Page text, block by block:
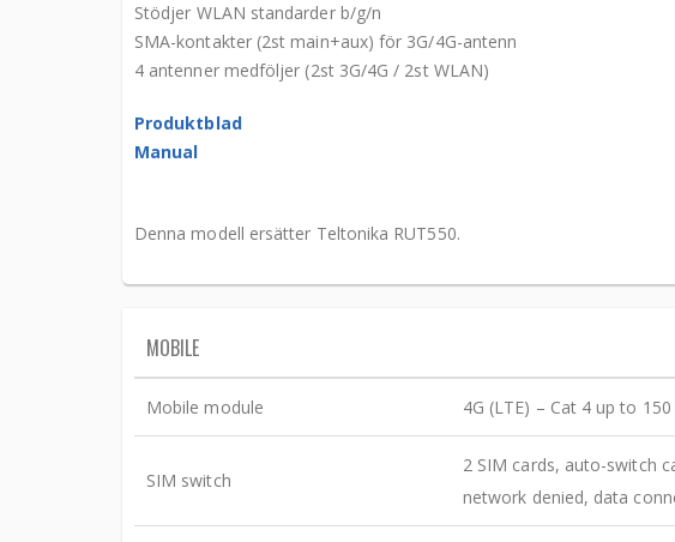
Stödjer WLAN standarder b/g/n
SMA-kontakter (2st main+aux) för 3G/4G-antenn
4 antenner medföljer (2st 3G/4G / 2st WLAN)
Produktblad
Manual
Denna modell ersätter Teltonika RUT550.
MOBILE
Mobile module 4G (LTE) – Cat 4 up to
SIM switch
2 SIM cards, auto-switch
network denied, data